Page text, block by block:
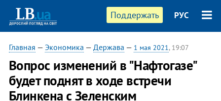
Поддержать РУС
Главная — Экономика — Держава — 1 мая 2021, 19:07
Вопрос изменений в "Нафтогазе"
будет поднят в ходе встречи
Блинкена с Зеленским